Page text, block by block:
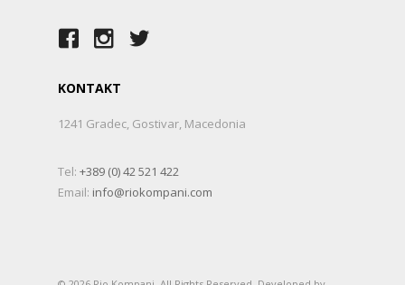
KONTAKT
1241 Gradec, Gostivar, Macedonia
Tel: +389 (0) 42 521 422
Email: info@riokompani.com